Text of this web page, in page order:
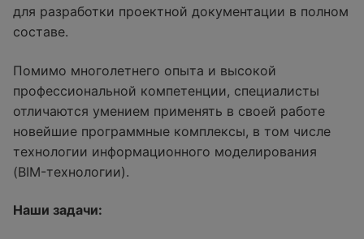
для разработки проектной документации в полном
составе.
Помимо многолетнего опыта и высокой
профессиональной компетенции, специалисты
отличаются умением применять в своей работе
новейшие программные комплексы, в том числе
технологии информационного моделирования
(BIM-технологии).
Наши задачи: